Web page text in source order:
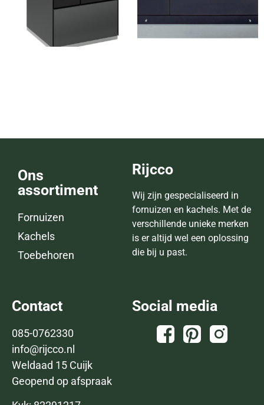
Ons
assortiment
Fornuizen
Kachels
Toebehoren
Rijcco
Wij zijn gespecialiseerd in
fornuizen en kachels. Met de
verschillende unieke merken
is er altijd wel een oplossing
die bij u past.
Contact
085-0762330
info@rijcco.nl
Weldaad 15 Cuijk
Geopend op afspraak
Social media